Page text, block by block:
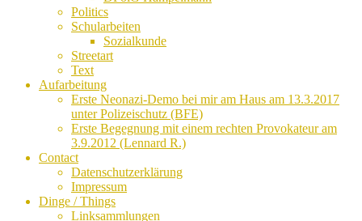
Politics
Schularbeiten
Sozialkunde
Streetart
Text
Aufarbeitung
Erste Neonazi-Demo bei mir am Haus am 13.3.2017
unter Polizeischutz (BFE)
Erste Begegnung mit einem rechten Provokateur am
3.9.2012 (Lennard R.)
Contact
Datenschutzerklärung
Impressum
Dinge / Things
Linksammlungen